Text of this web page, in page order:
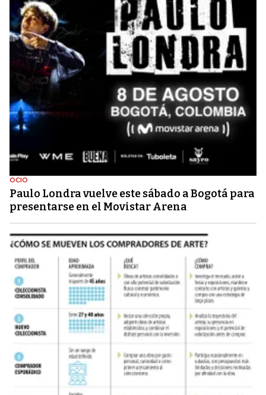
OCIO
Paulo Londra vuelve este sábado a Bogotá para
presentarse en el Movistar Arena